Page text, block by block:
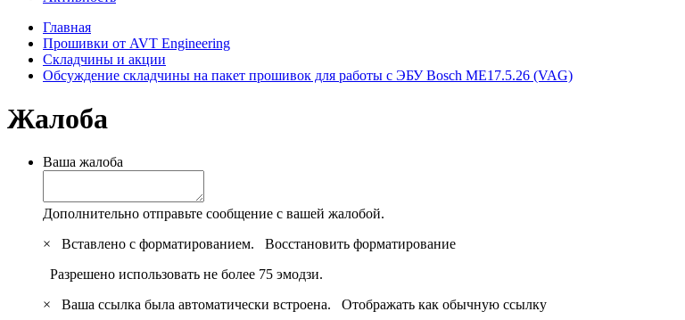
Главная
Прошивки от AVT Engineering
Складчины и акции
Обсуждение складчины на пакет прошивок для работы с ЭБУ Bosch ME17.5.26 (VAG)
Жалоба
Ваша жалоба
Дополнительно отправьте сообщение с вашей жалобой.
×
Вставлено с форматированием. Восстановить форматирование
Разрешено использовать не более 75 эмодзи.
×
Ваша ссылка была автоматически встроена. Отображать как обычную ссылку